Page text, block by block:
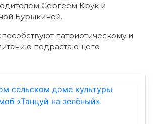
Сергеем Крук и
Бурыкиной.
патриотическому и
подрастающего